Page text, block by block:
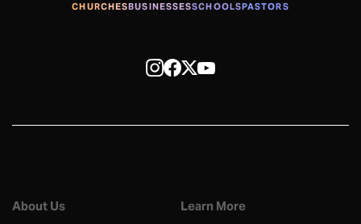
CHURCHESBUSINESSESSCHOOLSPASTORS
About Us Learn More